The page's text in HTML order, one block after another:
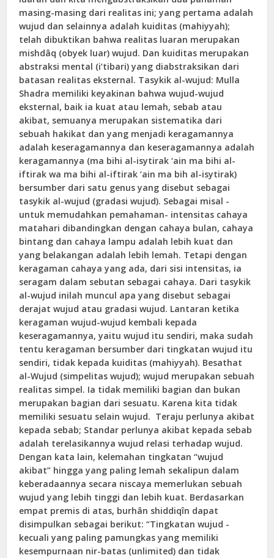
masing-masing dari realitas ini; yang pertama adalah
wujud dan selainnya adalah kuiditas (mahiyyah);
telah dibuktikan bahwa realitas luaran merupakan
mishdâq (obyek luar) wujud. Dan kuiditas merupakan
abstraksi mental (i’tibari) yang diabstraksikan dari
batasan realitas eksternal. Tasykik al-wujud: Mulla
Shadra memiliki keyakinan bahwa wujud-wujud
eksternal, baik ia kuat atau lemah, sebab atau
akibat, semuanya merupakan sistematika dari
sebuah hakikat dan yang menjadi keragamannya
adalah keseragamannya dan keseragamannya adalah
keragamannya (ma bihi al-isytirak ‘ain ma bihi al-
iftirak wa ma bihi al-iftirak ‘ain ma bih al-isytirak)
bersumber dari satu genus yang disebut sebagai
tasykik al-wujud (gradasi wujud). Sebagai misal -
untuk memudahkan pemahaman- intensitas cahaya
matahari dibandingkan dengan cahaya bulan, cahaya
bintang dan cahaya lampu adalah lebih kuat dan
yang belakangan adalah lebih lemah. Tetapi dengan
keragaman cahaya yang ada, dari sisi intensitas, ia
seragam dalam sebutan sebagai cahaya. Dari tasykik
al-wujud inilah muncul apa yang disebut sebagai
derajat wujud atau gradasi wujud. Lantaran ketika
keragaman wujud-wujud kembali kepada
keseragamannya, yaitu wujud itu sendiri, maka sudah
tentu keragaman bersumber dari tingkatan wujud itu
sendiri, tidak kepada kuiditas (mahiyyah). Besathat
al-Wujud (simpelitas wujud); wujud merupakan sebuah
realitas simpel. Ia tidak memiliki bagian dan bukan
merupakan bagian dari sesuatu. Karena kita tidak
memiliki sesuatu selain wujud. Teraju perlunya akibat
kepada sebab; Standar perlunya akibat kepada sebab
adalah terelasikannya wujud relasi terhadap wujud.
Dengan kata lain, kelemahan tingkatan “wujud
akibat” hingga yang paling lemah sekalipun dalam
keberadaannya secara niscaya memerlukan sebuah
wujud yang lebih tinggi dan lebih kuat. Berdasarkan
empat premis di atas, burhân shiddiqîn dapat
disimpulkan sebagai berikut: “Tingkatan wujud -
kecuali yang paling pamungkas yang memiliki
kesempurnaan nir-batas (unlimited) dan tidak